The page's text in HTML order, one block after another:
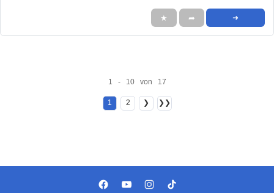
★ ➦ ➜
1 - 10 von 17
1 2 ❯ ❯❯